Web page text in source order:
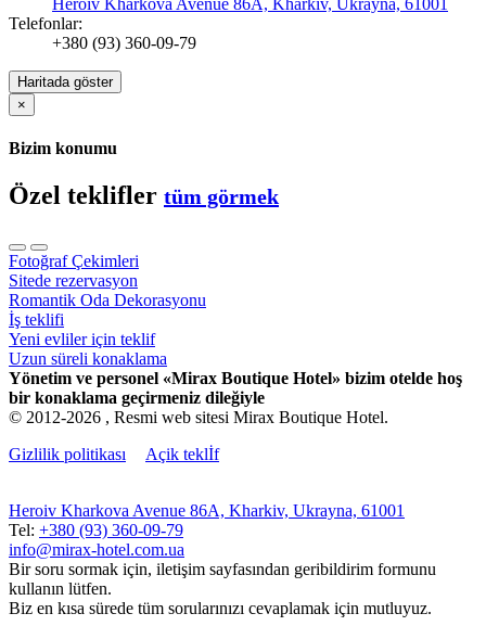
Telefonlar:
+380 (93) 360-09-79
Haritada göster
×
Bizim konumu
Özel teklifler tüm görmek
Fotoğraf Çekimleri
Sitede rezervasyon
Romantik Oda Dekorasyonu
İş teklifi
Yeni evliler için teklif
Uzun süreli konaklama
Yönetim ve personel «Mirax Boutique Hotel» bizim otelde hoş
bir konaklama geçirmeniz dileğiyle
© 2012-2026 , Resmi web sitesi Mirax Boutique Hotel.
Gizlilik politikası
Açik teklİf
Heroiv Kharkova Avenue 86A, Kharkiv, Ukrayna, 61001
Tel: +380 (93) 360-09-79
info@mirax-hotel.com.ua
Bir soru sormak için, iletişim sayfasından geribildirim formunu
kullanın lütfen.
Biz en kısa sürede tüm sorularınızı cevaplamak için mutluyuz.